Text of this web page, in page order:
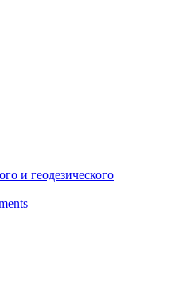
и геодезического